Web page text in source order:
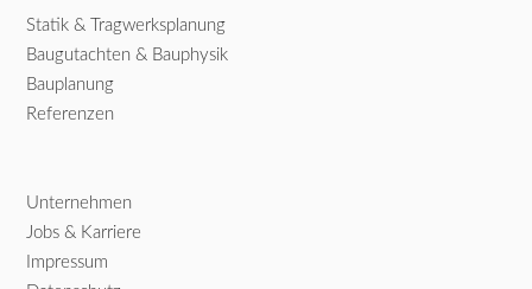
Statik & Tragwerksplanung
Baugutachten & Bauphysik
Bauplanung
Referenzen
Unternehmen
Jobs & Karriere
Impressum